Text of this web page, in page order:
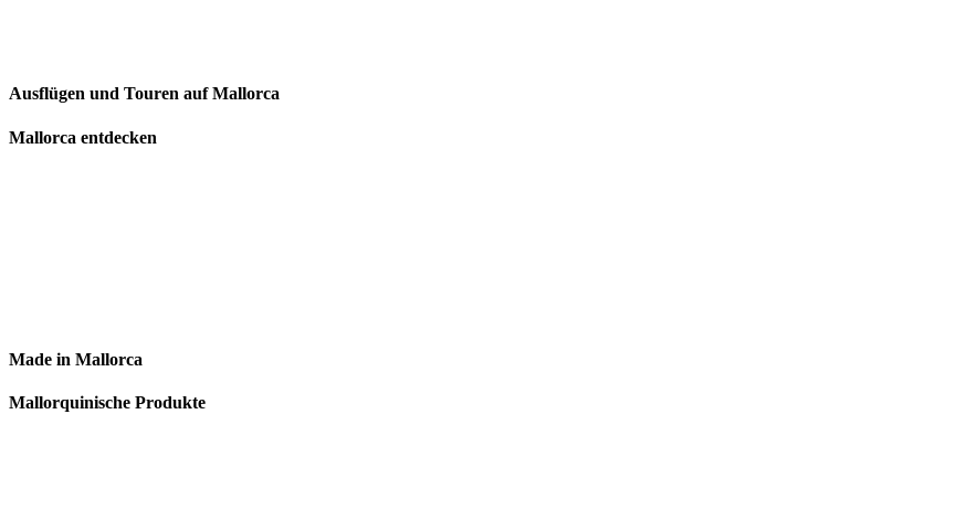
Ausflügen und Touren auf Mallorca
Mallorca entdecken
Made in Mallorca
Mallorquinische Produkte